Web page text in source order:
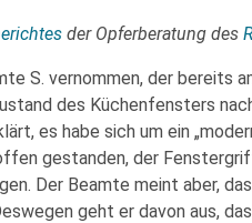
der Opferberatung des
S. vernommen, der bereits
des Küchenfensters
es habe sich um ein
gestanden, der
Der Beamte meint aber,
geht er davon aus,